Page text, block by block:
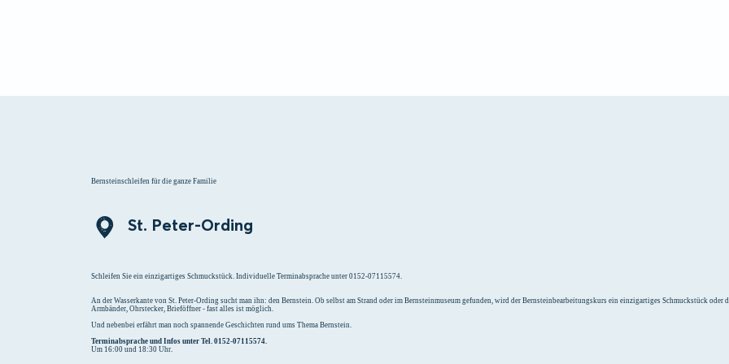
Bernsteinschleifen für die ganze Familie
St. Peter-Ording
Schleifen Sie ein einzigartiges Schmuckstück. Individuelle Terminabsprache unter 0152-07115574.
An der Wasserkante von St. Peter-Ording sucht man ihn: den Bernstein. Ob selbst am Strand oder im Bernsteinmuseum gefunden, wird der Bernsteinbearbeitungskurs ein einzigartiges Schmuckstück oder
Armbänder, Ohrstecker, Brieföffner - fast alles ist möglich.
Und nebenbei erfährt man noch spannende Geschichten rund ums Thema Bernstein.
Terminabsprache und Infos unter Tel. 0152-07115574.
Um 16:00 und 18:30 Uhr.